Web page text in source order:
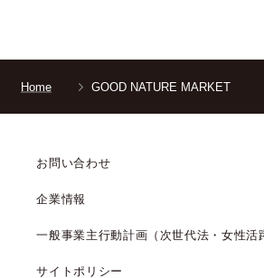
Home GOOD NATURE MARKET
お問い合わせ
企業情報
一般事業主行動計画（次世代法・女性活
サイトポリシー